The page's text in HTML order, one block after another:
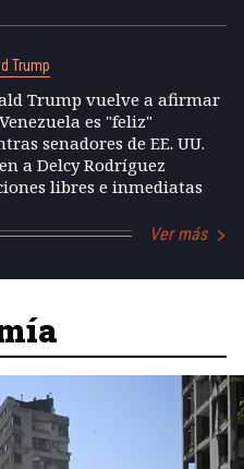
Trump
Trump vuelve a afirmar
es "feliz"
senadores de EE. UU.
a Delcy Rodríguez
libres e inmediatas
Ver más